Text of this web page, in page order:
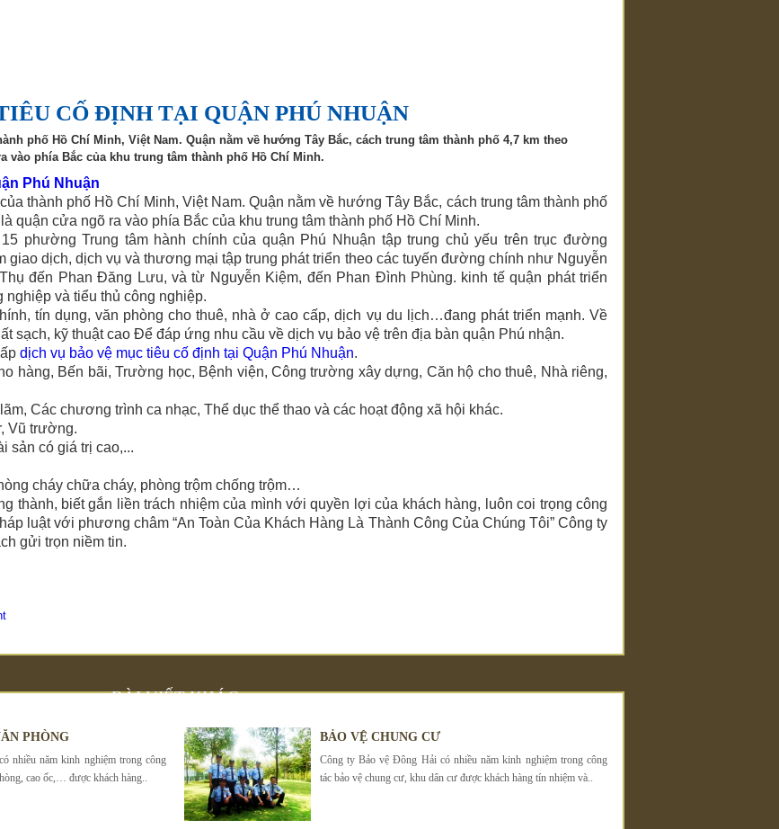
CỐ ĐỊNH TẠI QUẬN PHÚ NHUẬN
phố Hồ Chí Minh, Việt Nam. Quận nằm về hướng Tây Bắc, cách trung tâm thành phố 4,7 km theo
phía Bắc của khu trung tâm thành phố Hồ Chí Minh.
Phú Nhuận
thành phố Hồ Chí Minh, Việt Nam. Quận nằm về hướng Tây Bắc, cách trung tâm thành phố
quận cửa ngõ ra vào phía Bắc của khu trung tâm thành phố Hồ Chí Minh.
phường Trung tâm hành chính của quận Phú Nhuận tập trung chủ yếu trên trục đường
giao dịch, dịch vụ và thương mại tập trung phát triển theo các tuyến đường chính như Nguyễn
đến Phan Đăng Lưu, và từ Nguyễn Kiệm, đến Phan Đình Phùng. kinh tế quận phát triển
và tiểu thủ công nghiệp.
tín dụng, văn phòng cho thuê, nhà ở cao cấp, dịch vụ du lịch…đang phát triển mạnh. Về
sạch, kỹ thuật cao Để đáp ứng nhu cầu về dịch vụ bảo vệ trên địa bàn quận Phú nhận.
dịch vụ bảo vệ mục tiêu cố định tại Quận Phú Nhuận.
hàng, Bến bãi, Trường học, Bệnh viện, Công trường xây dựng, Căn hộ cho thuê, Nhà riêng,
Các chương trình ca nhạc, Thể dục thể thao và các hoạt động xã hội khác.
Vũ trường.
sản có giá trị cao,...
cháy chữa cháy, phòng trộm chống trộm…
thành, biết gắn liền trách nhiệm của mình với quyền lợi của khách hàng, luôn coi trọng công
luật với phương châm “An Toàn Của Khách Hàng Là Thành Công Của Chúng Tôi” Công ty
gửi trọn niềm tin.
BÀI VIẾT KHÁC
PHÒNG
nhiều năm kinh nghiệm trong công
cao ốc,… được khách hàng..
BẢO VỆ CHUNG CƯ
Công ty Bảo vệ Đông Hải có nhiều năm kinh nghiệm trong công
tác bảo vệ chung cư, khu dân cư được khách hàng tín nhiệm và..